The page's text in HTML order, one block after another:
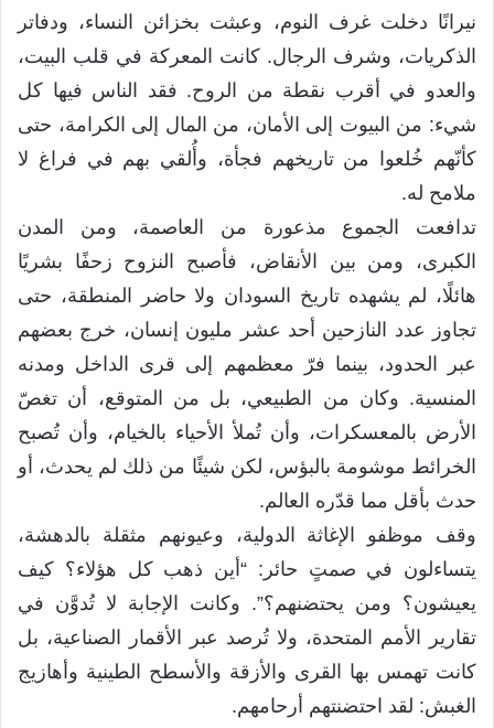
نيرانًا دخلت غرف النوم، وعبثت بخزائن النساء، ودفاتر
الذكريات، وشرف الرجال. كانت المعركة في قلب البيت،
والعدو في أقرب نقطة من الروح. فقد الناس فيها كل
شيء: من البيوت إلى الأمان، من المال إلى الكرامة، حتى
كأنّهم خُلعوا من تاريخهم فجأة، وأُلقي بهم في فراغ لا
ملامح له.
تدافعت الجموع مذعورة من العاصمة، ومن المدن
الكبرى، ومن بين الأنقاض، فأصبح النزوح زحفًا بشريًا
هائلًا، لم يشهده تاريخ السودان ولا حاضر المنطقة، حتى
تجاوز عدد النازحين أحد عشر مليون إنسان، خرج بعضهم
عبر الحدود، بينما فرّ معظمهم إلى قرى الداخل ومدنه
المنسية. وكان من الطبيعي، بل من المتوقع، أن تغصّ
الأرض بالمعسكرات، وأن تُملأ الأحياء بالخيام، وأن تُصبح
الخرائط موشومة بالبؤس، لكن شيئًا من ذلك لم يحدث، أو
حدث بأقل مما قدّره العالم.
وقف موظفو الإغاثة الدولية، وعيونهم مثقلة بالدهشة،
يتساءلون في صمتٍ حائر: “أين ذهب كل هؤلاء؟ كيف
يعيشون؟ ومن يحتضنهم؟”. وكانت الإجابة لا تُدوَّن في
تقارير الأمم المتحدة، ولا تُرصد عبر الأقمار الصناعية، بل
كانت تهمس بها القرى والأزقة والأسطح الطينية وأهازيج
الغبش: لقد احتضنتهم أرحامهم.